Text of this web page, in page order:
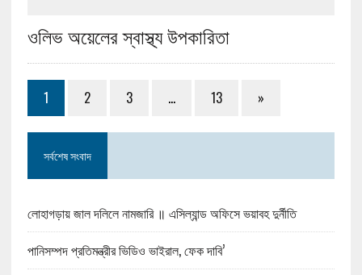
ওলিভ অয়েলের স্বাস্থ্য উপকারিতা
1 2 3 … 13 »
সর্বশেষ সংবাদ
লোহাগড়ায় জাল দলিলে নামজারি ॥ এসিল্যান্ড অফিসে ভয়াবহ দুর্নীতি
পানিসম্পদ প্রতিমন্ত্রীর ভিডিও ভাইরাল, ফেক দাবি’